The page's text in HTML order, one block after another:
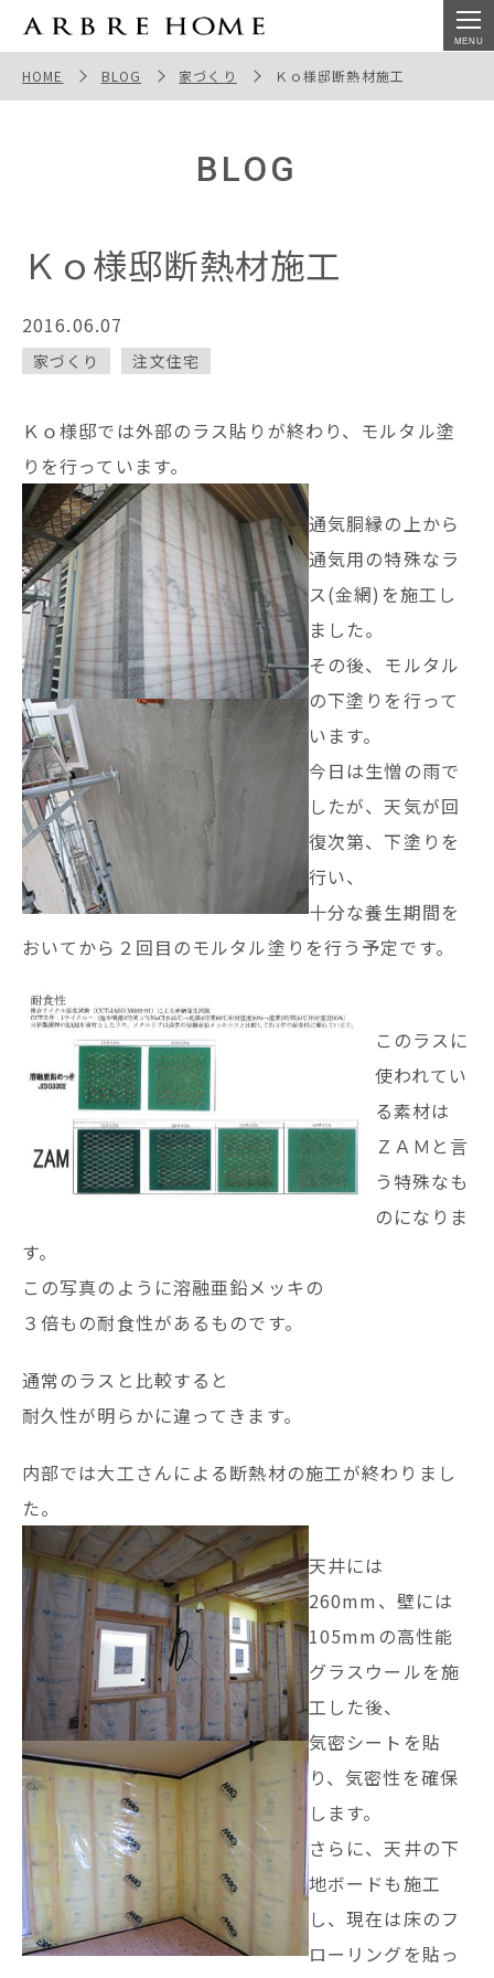
Ｋｏ様邸断熱材施工
HOME BLOG 家づくり Ｋｏ様邸断熱材施工
BLOG
Ｋｏ様邸断熱材施工
2016.06.07
家づくり 注文住宅
Ｋｏ様邸では外部のラス貼りが終わり、モルタル塗
りを行っています。
通気胴縁の上から
通気用の特殊なラ
ス(金網)を施工し
ました。
その後、モルタル
の下塗りを行って
います。
今日は生憎の雨で
したが、天気が回
復次第、下塗りを
行い、
十分な養生期間を
おいてから２回目のモルタル塗りを行う予定です。
このラスに
使われてい
る素材は
ＺＡＭと言
う特殊なも
のになりま
す。
この写真のように溶融亜鉛メッキの
３倍もの耐食性があるものです。
通常のラスと比較すると
耐久性が明らかに違ってきます。
内部では大工さんによる断熱材の施工が終わりまし
た。
天井には
260mm、壁には
105mmの高性能
グラスウールを施
工した後、
気密シートを貼
り、気密性を確保
します。
さらに、天井の下
地ボードも施工
し、現在は床のフ
ローリングを貼っ